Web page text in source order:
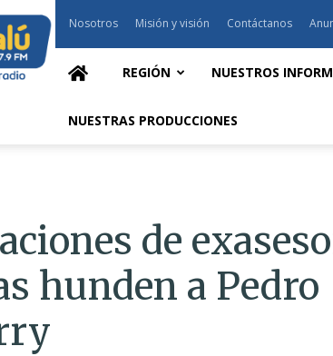
Nosotros Misión y visión Contáctanos
REGIÓN NUESTROS
NUESTRAS PRODUCCIONES
de
hunden a Pedro